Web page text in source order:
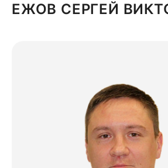
ЕЖОВ СЕРГЕЙ